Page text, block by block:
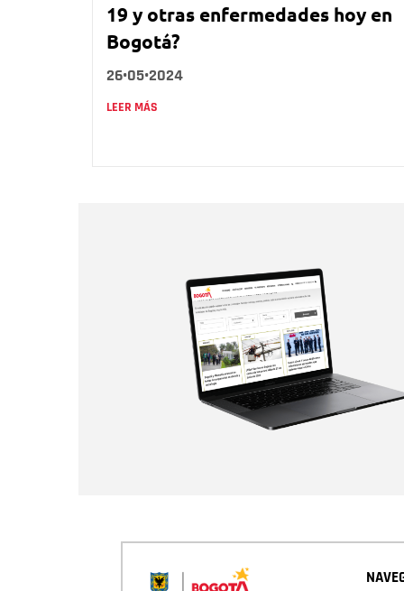
19 y otras enfermedades hoy en
Bogotá?
26•05•2024
LEER MÁS